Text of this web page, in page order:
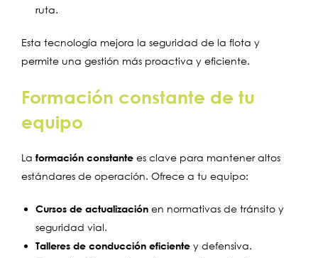
ruta.
Esta tecnología mejora la seguridad de la flota y
permite una gestión más proactiva y eficiente.
Formación constante de tu
equipo
La formación constante es clave para mantener altos
estándares de operación. Ofrece a tu equipo:
Cursos de actualización en normativas de tránsito y
seguridad vial.
Talleres de conducción eficiente y defensiva.